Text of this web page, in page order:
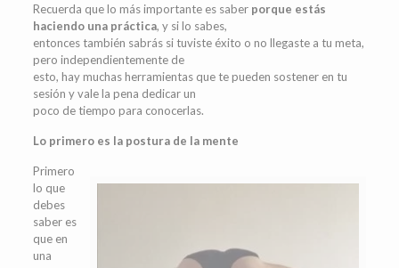
Recuerda que lo más importante es saber porque estás
haciendo una práctica, y si lo sabes,
entonces también sabrás si tuviste éxito o no llegaste a tu meta,
pero independientemente de
esto, hay muchas herramientas que te pueden sostener en tu
sesión y vale la pena dedicar un
poco de tiempo para conocerlas.
Lo primero es la postura de la mente
Primero
lo que
debes
saber es
que en
una